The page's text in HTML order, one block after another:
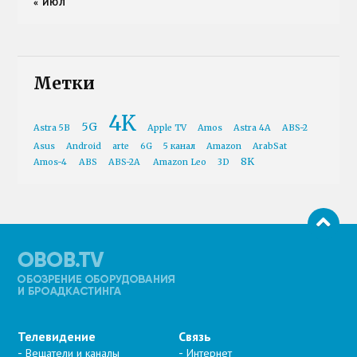
Метки
Astra 5B 5G 4K Apple TV Amos Astra 4A
ABS-2
Asus
Android arte 6G 5 канал Amazon
ArabSat
Amos-4
ABS ABS-2A Amazon Leo 3D 8K
Телевидение
Вещатели и каналы
Связь
Интернет